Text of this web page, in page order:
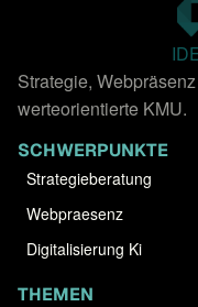
Strategie,
werteorientierte KMU.
SCHWERPUNKTE
Strategieberatung
Webpraesenz
Digitalisierung Ki
THEMEN